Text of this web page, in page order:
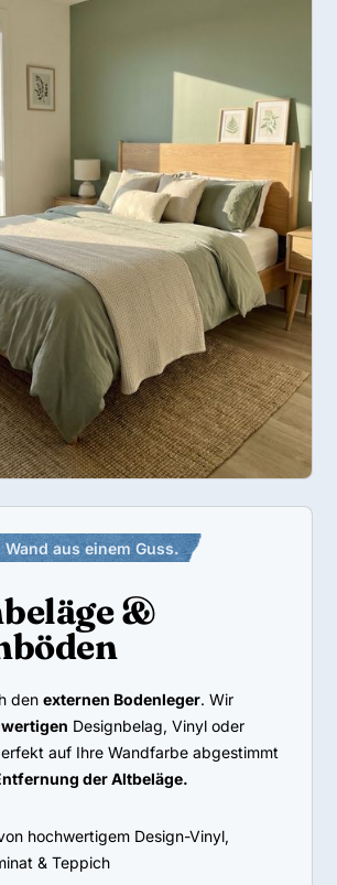
Wand aus einem Guss.
&
denexternen Bodenleger. Wir
Designbelag, Vinyl oder
auf Ihre Wandfarbe abgestimmt
der Altbeläge.
hochwertigem Design-Vinyl,
& Teppich